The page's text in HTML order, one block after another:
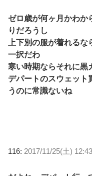
ゼロ歳が何ヶ月かわか
りだろうし
上下別の服が着れる
一択だわ
寒い時期ならそれに黒
デパートのスウェット
うのに常識ないね
116: 2017/11/25(土)